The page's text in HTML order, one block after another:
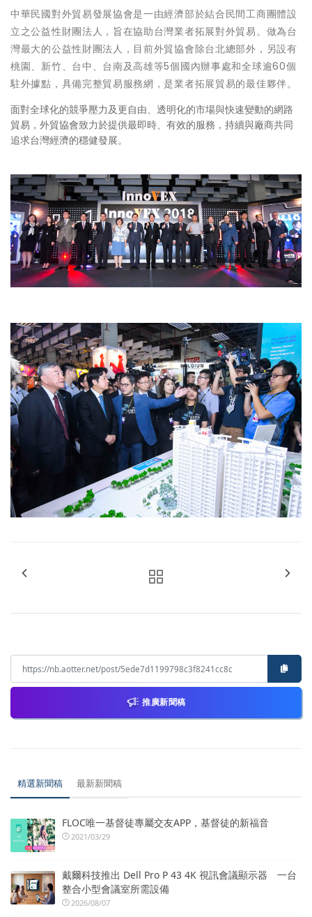
中華民國對外貿易發展協會是一由經濟部於結合民間工商團體設
立之公益性財團法人，旨在協助台灣業者拓展對外貿易。做為台
灣最大的公益性財團法人，目前外貿協會除台北總部外，另設有
桃園、新竹、台中、台南及高雄等5個國內辦事處和全球逾60個
駐外據點，具備完整貿易服務網，是業者拓展貿易的最佳夥伴。
面對全球化的競爭壓力及更自由、透明化的市場與快速變動的網路
貿易，外貿協會致力於提供最即時、有效的服務，持續與廠商共同
追求台灣經濟的穩健發展。
推廣新聞稿
精選新聞稿 最新新聞稿
FLOC唯一基督徒專屬交友APP，基督徒的新福音
2021/03/29
戴爾科技推出 Dell Pro P 43 4K 視訊會議顯示器 一台
整合小型會議室所需設備
2026/08/07